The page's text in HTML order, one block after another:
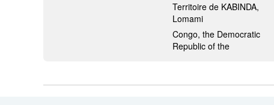
Territoire de KABINDA,
Lomami
Congo, the Democratic
Republic of the